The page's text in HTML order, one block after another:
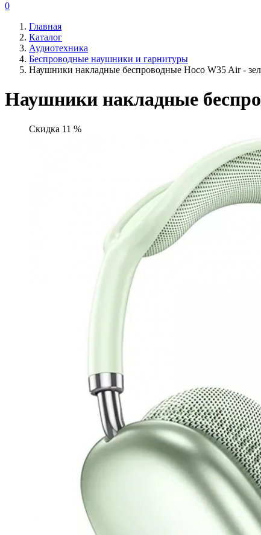
0
Главная
Каталог
Аудиотехника
Беспроводные наушники и гарнитуры
Наушники накладные беспроводные Hoco W35 Air -
Наушники накладные
Скидка 11 %